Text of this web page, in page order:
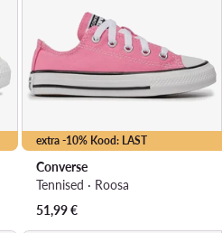
extra -10% Kood: LAST
Converse
Tennised · Roosa
51,99€